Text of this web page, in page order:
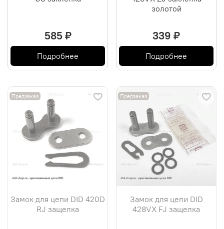
585 ₽
Подробнее
золотой
339 ₽
Подробнее
Предзаказ
Замок для цепи DID 420D
RJ защелка
Предзаказ
Замок для цепи DID
428VX FJ защелка